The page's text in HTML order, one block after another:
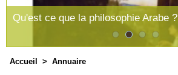
Qu'est ce que la philosophie Arabe ?
Accueil > Annuaire